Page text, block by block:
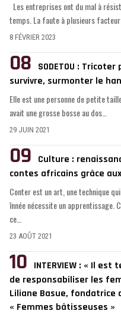
Les entreprises ont du mal à
temps. La faute à plusieurs
8 FÉVRIER 2023
SODETOU : Tricoter
survivre, surmonter le
Elle est une personne de petite
avait une grosse bosse au dos…
29 JUIN 2021
Culture :
contes africains grâce
Conter est un art, une technique
înnée nécessite un apprentissage.
ce…
23 AOÛT 2021
INTERVIEW : « Il est
de responsabiliser les
Liliane Basue, fondatrice
« Femmes bâtisseuses »